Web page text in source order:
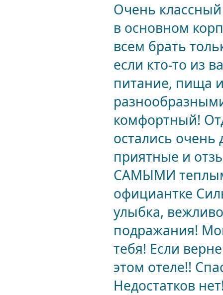
Очень
в основном
всем брать
если кто-то из
питание, пища
комфортный!
остались
приятные и
САМЫМИ
официантке
улыбка,
подражания!
тебя! Если
этом отеле!!
Недостатков